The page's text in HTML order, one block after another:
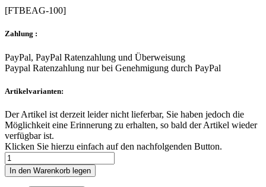
[FTBEAG-100]
Zahlung :
PayPal, PayPal Ratenzahlung und Überweisung
Paypal Ratenzahlung nur bei Genehmigung durch PayPal
Artikelvarianten:
Der Artikel ist derzeit leider nicht lieferbar, Sie haben jedoch die
Möglichkeit eine Erinnerung zu erhalten, so bald der Artikel wieder
verfügbar ist.
Klicken Sie hierzu einfach auf den nachfolgenden Button.